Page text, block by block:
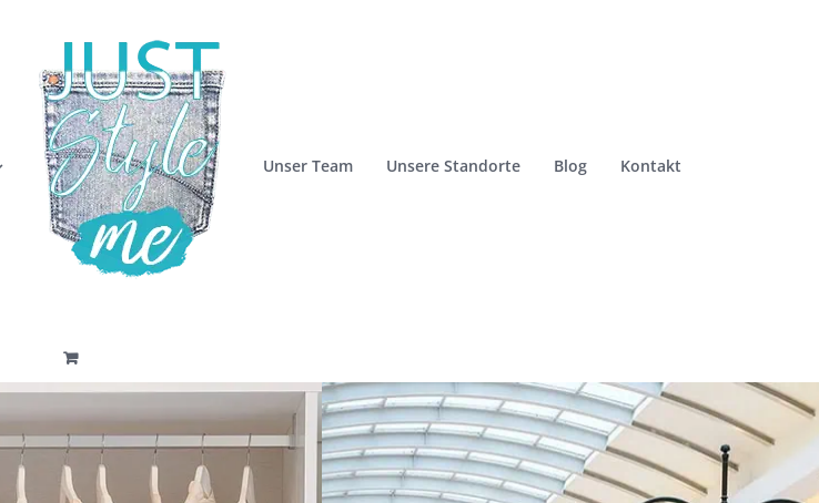
Unser Team Unsere Standorte Blog Kontakt